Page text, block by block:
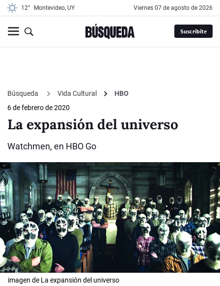
12° Montevideo, UY viernes 07 de agosto de 2026
Suscribite
Búsqueda Vida Cultural
HBO
6 de febrero de 2020
La expansión del universo
Watchmen, en HBO Go
imagen de La expansión del universo